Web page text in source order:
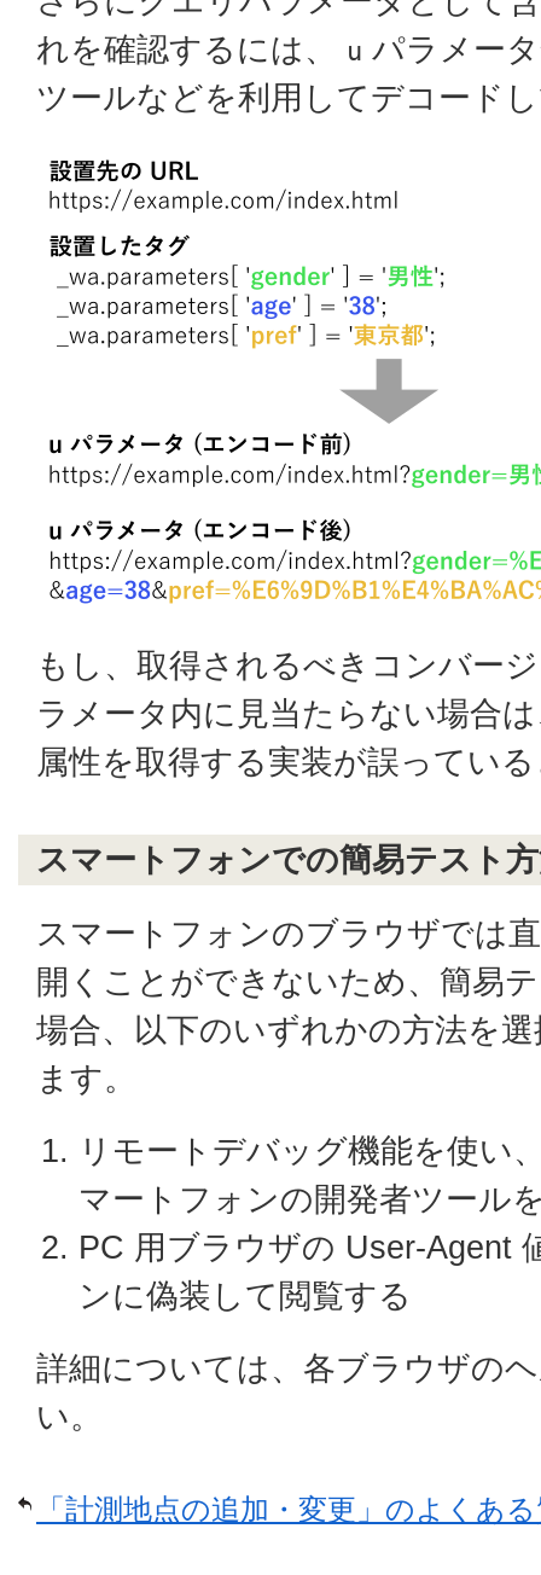
れを確認するには、
u パラメー
ツールなどを利用してデコード
もし、取得されるべきコンバー
ラメータ内に見当たらない場合
属性を取得する実装が誤ってい
スマートフォンでの簡易テスト
スマートフォンのブラウザでは
開くことができないため、簡易
場合、以下のいずれかの方法を
ます。
リモートデバッグ機能を使い
マートフォンの開発者ツール
PC 用ブラウザの User-Agent
ンに偽装して閲覧する
詳細については、各ブラウザの
い。
「計測地点の追加・変更」のよくあ